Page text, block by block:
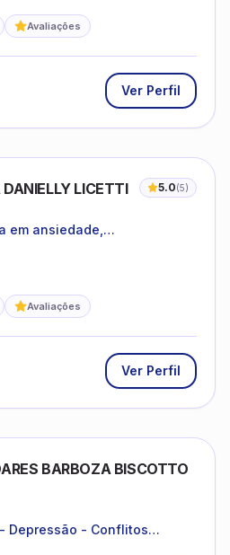
Avaliações
Ver Perfil
DANIELLY LICETTI 5.0(5)
em ansiedade,
Avaliações
Ver Perfil
BARBOZA BISCOTTO
Depressão - Conflitos